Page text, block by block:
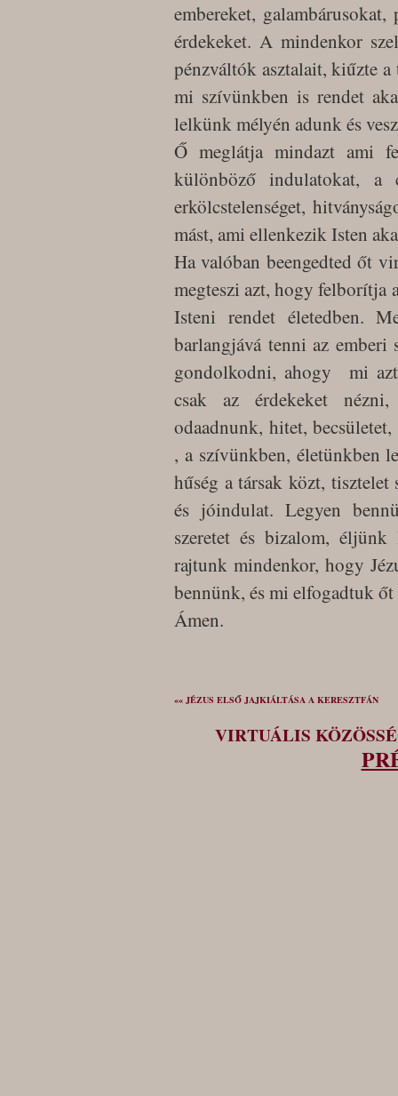
embereket,
érdekeket. A mindenkor
pénzváltók asztalait, kiűzte
mi szívünkben is rendet
lelkünk mélyén adunk és
Ő meglátja mindazt ami
különböző indulatokat, a
erkölcstelenséget,
mást, ami ellenkezik Isten
Ha valóban beengedted őt
megteszi azt, hogy felborítja
Isteni rendet életedben.
barlangjává tenni az
gondolkodni, ahogy mi azt
csak az érdekeket nézni,
odaadnunk, hitet,
, a szívünkben, életünkben
hűség a társak közt,
és jóindulat. Legyen
szeretet és bizalom,
rajtunk mindenkor, hogy
bennünk, és mi elfogadtuk
Ámen.
«« JÉZUS ELSŐ JAJKIÁLTÁSA A KERESZTFÁN
VIRTUÁLIS